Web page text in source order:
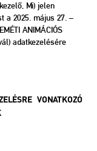
Mi) jelen
a 2025. május 27. –
ANIMÁCIÓS
adatkezelésére
VONATKOZÓ